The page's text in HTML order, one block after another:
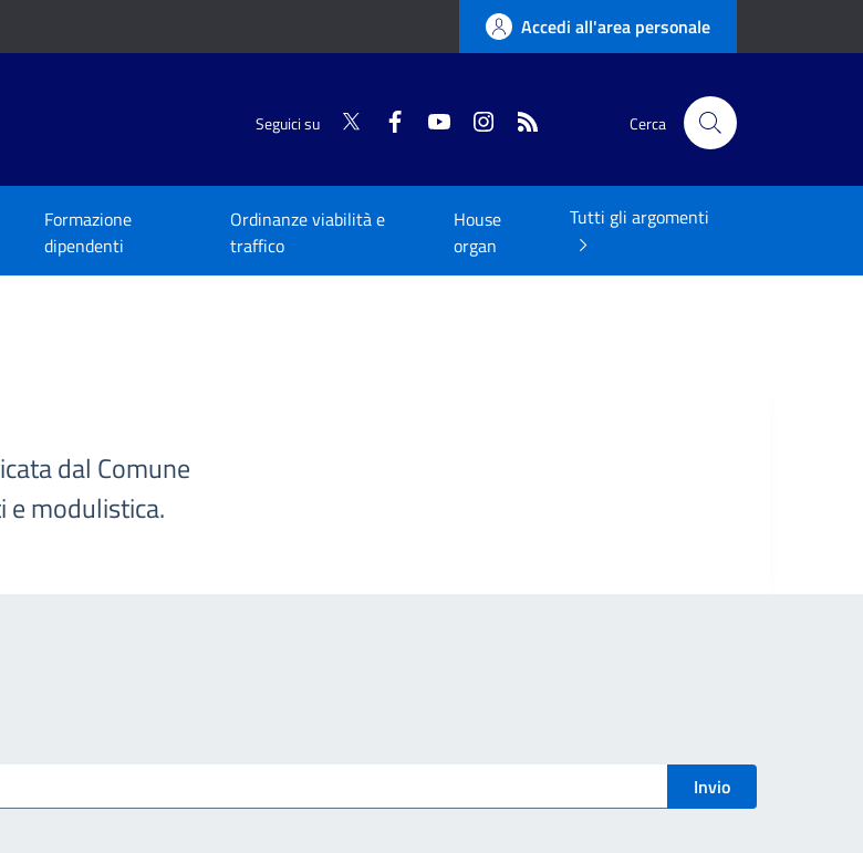
Accedi all'area personale
Seguici su Twitter FacebookYouTubeInstagram Cerca
Formazione
dipendenti
Ordinanze viabilità e
traffico
House
organ
Tutti gli argomenti
dal Comune
e modulistica.
Invio